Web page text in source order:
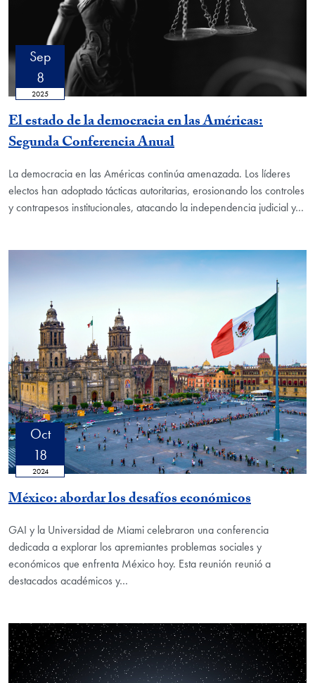
Sep
8
2025
El estado de la democracia en las Américas:
Segunda Conferencia Anual
La democracia en las Américas continúa amenazada. Los líderes
electos han adoptado tácticas autoritarias, erosionando los controles
y contrapesos institucionales, atacando la independencia judicial y…
Oct
18
2024
México: abordar los desafíos económicos
GAI y la Universidad de Miami celebraron una conferencia
dedicada a explorar los apremiantes problemas sociales y
económicos que enfrenta México hoy. Esta reunión reunió a
destacados académicos y…